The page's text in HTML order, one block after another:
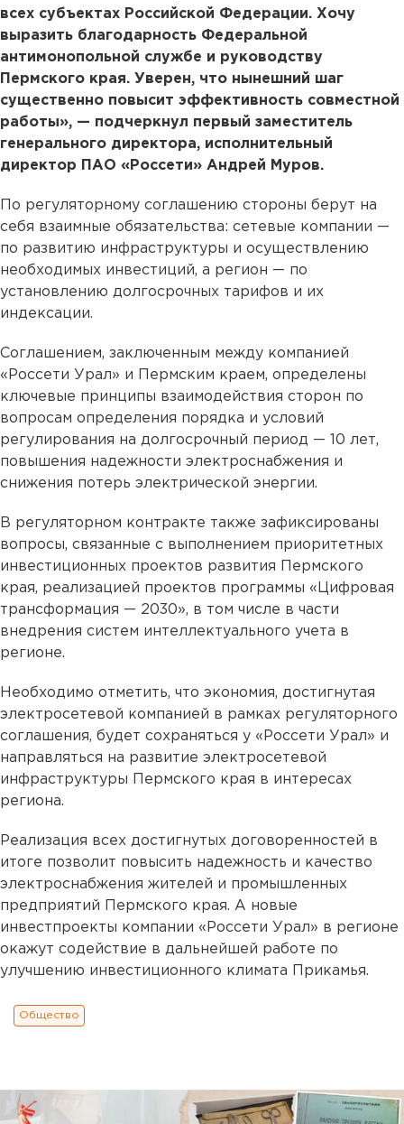
всех субъектах Российской Федерации. Хочу
выразить благодарность Федеральной
антимонопольной службе и руководству
Пермского края. Уверен, что нынешний шаг
существенно повысит эффективность совместной
работы», — подчеркнул первый заместитель
генерального директора, исполнительный
директор ПАО «Россети» Андрей Муров.
По регуляторному соглашению стороны берут на
себя взаимные обязательства: сетевые компании —
по развитию инфраструктуры и осуществлению
необходимых инвестиций, а регион — по
установлению долгосрочных тарифов и их
индексации.
Соглашением, заключенным между компанией
«Россети Урал» и Пермским краем, определены
ключевые принципы взаимодействия сторон по
вопросам определения порядка и условий
регулирования на долгосрочный период — 10 лет,
повышения надежности электроснабжения и
снижения потерь электрической энергии.
В регуляторном контракте также зафиксированы
вопросы, связанные с выполнением приоритетных
инвестиционных проектов развития Пермского
края, реализацией проектов программы «Цифровая
трансформация — 2030», в том числе в части
внедрения систем интеллектуального учета в
регионе.
Необходимо отметить, что экономия, достигнутая
электросетевой компанией в рамках регуляторного
соглашения, будет сохраняться у «Россети Урал» и
направляться на развитие электросетевой
инфраструктуры Пермского края в интересах
региона.
Реализация всех достигнутых договоренностей в
итоге позволит повысить надежность и качество
электроснабжения жителей и промышленных
предприятий Пермского края. А новые
инвестпроекты компании «Россети Урал» в регионе
окажут содействие в дальнейшей работе по
улучшению инвестиционного климата Прикамья.
Общество